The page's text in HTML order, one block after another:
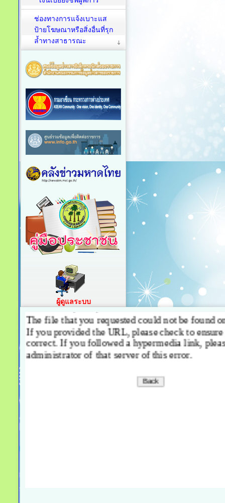
ช่องทางการแจ้งเบาะแส
ป้ายโฆษณาหรือสิ่งอื่นที่รุก
ล้ำทางสาธารณะ
ผู้ดูแลระบบ